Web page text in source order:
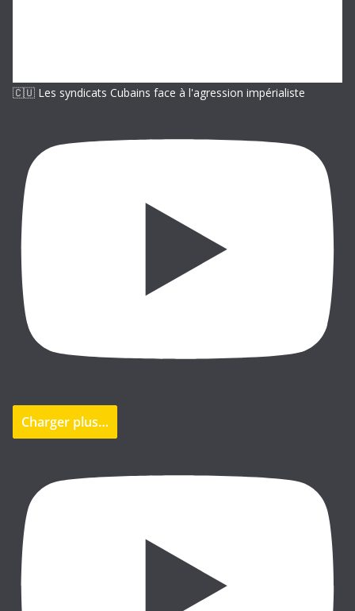
🇨🇺 Les syndicats Cubains face à l'agression impérialiste
Charger plus…